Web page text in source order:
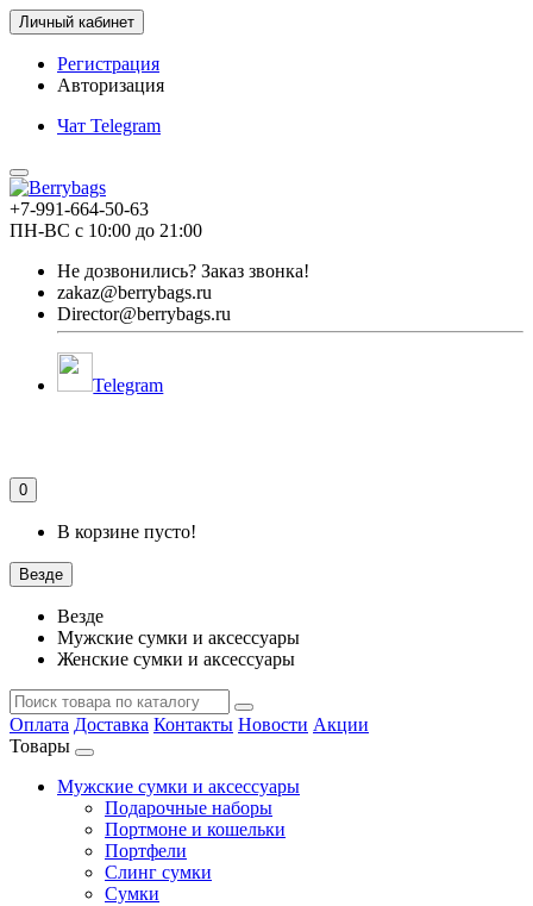
Личный кабинет
Регистрация
Авторизация
Чат Telegram
+7-991-664-50-63
ПН-ВС с 10:00 до 21:00
Не дозвонились? Заказ звонка!
zakaz@berrybags.ru
Director@berrybags.ru
Telegram
0
В корзине пусто!
Везде
Везде
Мужские сумки и аксессуары
Женские сумки и аксессуары
Оплата Доставка Контакты Новости Акции
Товары
Мужские сумки и аксессуары
Подарочные наборы
Портмоне и кошельки
Портфели
Слинг сумки
Сумки